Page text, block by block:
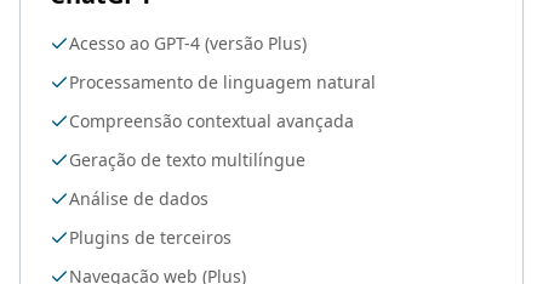
Acesso ao GPT-4 (versão Plus)
Processamento de linguagem natural
Compreensão contextual avançada
Geração de texto multilíngue
Análise de dados
Plugins de terceiros
Navegação web (Plus)